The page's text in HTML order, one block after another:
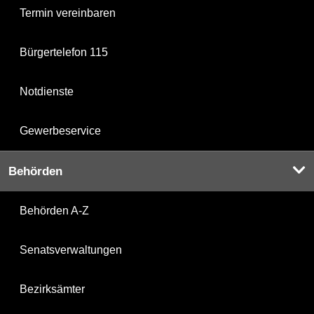
Termin vereinbaren
Bürgertelefon 115
Notdienste
Gewerbeservice
Behörden
Behörden A-Z
Senatsverwaltungen
Bezirksämter